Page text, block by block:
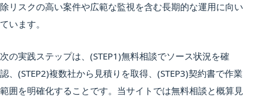
除リスクの高い案件や広範な監視を含む長期的な運用に向い
ています。
次の実践ステップは、(STEP1)無料相談でソース状況を確
認、(STEP2)複数社から見積りを取得、(STEP3)契約書で作業
範囲を明確化することです。当サイトでは無料相談と概算見